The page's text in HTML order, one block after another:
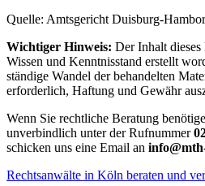
Quelle: Amtsgericht Duisburg-
Wichtiger Hinweis: Der Inhalt dieses
Wissen und Kenntnisstand erstellt
ständige Wandel der behandelten
erforderlich, Haftung und Gewähr
Wenn Sie rechtliche Beratung
unverbindlich unter der Rufnummer
schicken uns eine Email an
Rechtsanwälte in Köln beraten und